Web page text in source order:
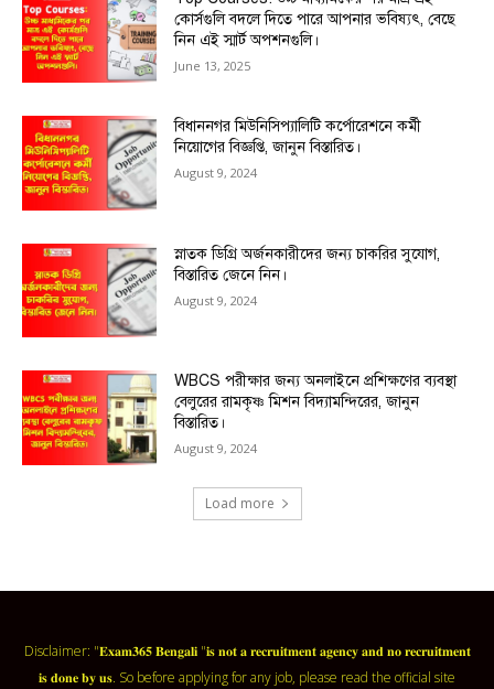
কোর্সগুলি বদলে দিতে পারে আপনার ভবিষ্যৎ, বেছে
নিন এই স্মার্ট অপশনগুলি।
June 13, 2025
বিধাননগর মিউনিসিপ্যালিটি কর্পোরেশনে কর্মী
নিয়োগের বিজ্ঞপ্তি, জানুন বিস্তারিত।
August 9, 2024
স্নাতক ডিগ্রি অর্জনকারীদের জন্য চাকরির সুযোগ,
বিস্তারিত জেনে নিন।
August 9, 2024
WBCS পরীক্ষার জন্য অনলাইনে প্রশিক্ষণের ব্যবস্থা
বেলুরের রামকৃষ্ণ মিশন বিদ্যামন্দিরের, জানুন
বিস্তারিত।
August 9, 2024
Load more
Disclaimer: "𝐄𝐱𝐚𝐦𝟑𝟔𝟓 𝐁𝐞𝐧𝐠𝐚𝐥𝐢 "𝐢𝐬 𝐧𝐨𝐭 𝐚 𝐫𝐞𝐜𝐫𝐮𝐢𝐭𝐦𝐞𝐧𝐭 𝐚𝐠𝐞𝐧𝐜𝐲 𝐚𝐧𝐝 𝐧𝐨 𝐫𝐞𝐜𝐫𝐮𝐢𝐭𝐦𝐞𝐧𝐭
𝐢𝐬 𝐝𝐨𝐧𝐞 𝐛𝐲 𝐮𝐬. So before applying for any job, please read the official site